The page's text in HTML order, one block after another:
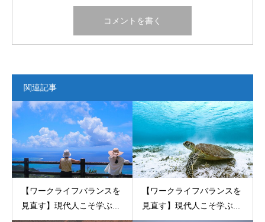
関連記事
【ワークライフバランスを
見直す】現代人こそ学ぶ...
【ワークライフバランスを
見直す】現代人こそ学ぶ...